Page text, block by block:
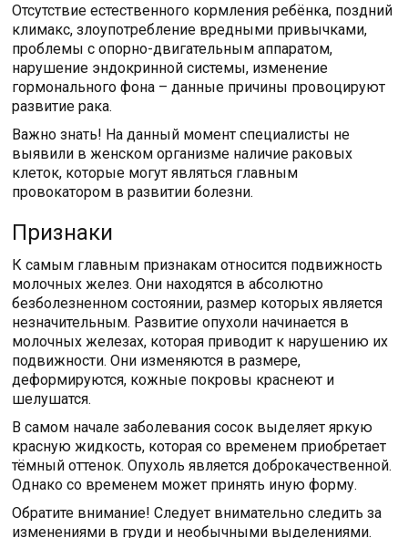
Отсутствие естественного кормления ребёнка, поздний
климакс, злоупотребление вредными привычками,
проблемы с опорно-двигательным аппаратом,
нарушение эндокринной системы, изменение
гормонального фона – данные причины провоцируют
развитие рака.
Важно знать! На данный момент специалисты не
выявили в женском организме наличие раковых
клеток, которые могут являться главным
провокатором в развитии болезни.
Признаки
К самым главным признакам относится подвижность
молочных желез. Они находятся в абсолютно
безболезненном состоянии, размер которых является
незначительным. Развитие опухоли начинается в
молочных железах, которая приводит к нарушению их
подвижности. Они изменяются в размере,
деформируются, кожные покровы краснеют и
шелушатся.
В самом начале заболевания сосок выделяет яркую
красную жидкость, которая со временем приобретает
тёмный оттенок. Опухоль является доброкачественной.
Однако со временем может принять иную форму.
Обратите внимание! Следует внимательно следить за
изменениями в груди и необычными выделениями.